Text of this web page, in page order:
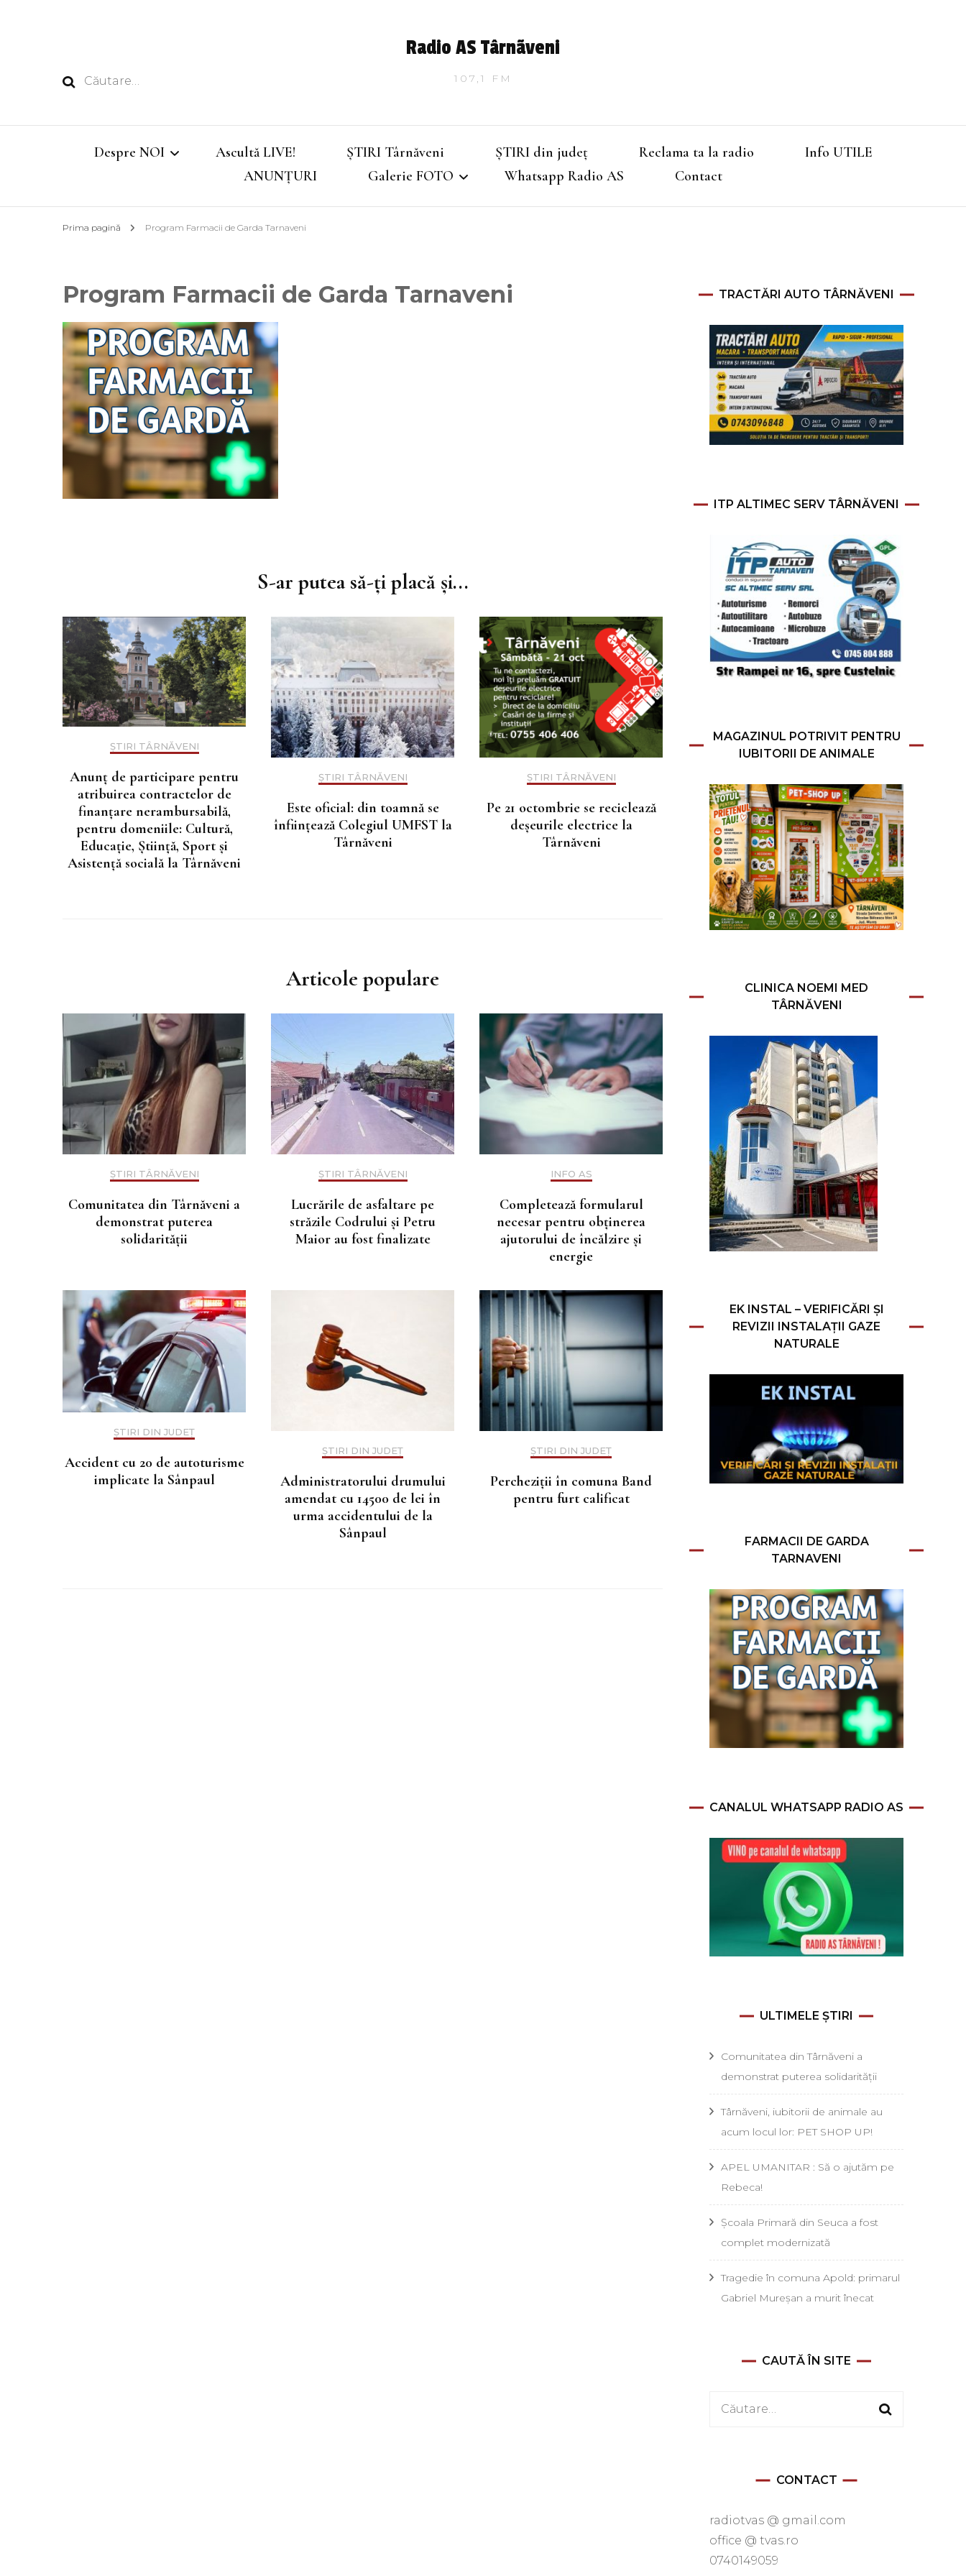
Caută
Radio AS Târnãveni
107,1 FM
Despre NOI
Program
Muzica
Podcast
Piesa ta pe 107.1FM
Ascultă LIVE! ȘTIRI Târnăveni ȘTIRI din județ Reclama ta la radio
Info UTILE
ANUNȚURI
Galerie FOTO Whatsapp Radio AS Contact
Prima pagină Program Farmacii de Garda Tarnaveni
Program Farmacii de Garda Tarnaveni
S-ar putea să-ți placă și...
ȘTIRI TÂRNĂVENI
Anunţ de participare pentru
atribuirea contractelor de
finanţare nerambursabilă,
pentru domeniile: Cultură,
Educație, Știință, Sport și
Asistență socială la Târnăveni
ȘTIRI TÂRNĂVENI
Este oficial: din toamnă se
înființează Colegiul UMFST la
Târnăveni
ȘTIRI TÂRNĂVENI
Pe 21 octombrie se reciclează
deșeurile electrice la
Târnăveni
Articole populare
ȘTIRI TÂRNĂVENI
Comunitatea din Târnăveni a
demonstrat puterea
solidarității
ȘTIRI TÂRNĂVENI
Lucrările de asfaltare pe
străzile Codrului și Petru
Maior au fost finalizate
INFO AS
Completează formularul
necesar pentru obținerea
ajutorului de încălzire și
energie
ȘTIRI DIN JUDEȚ
Accident cu 20 de autoturisme
implicate la Sânpaul
ȘTIRI DIN JUDEȚ
Administratorului drumului
amendat cu 14500 de lei în
urma accidentului de la
Sânpaul
ȘTIRI DIN JUDEȚ
Percheziții în comuna Band
pentru furt calificat
TRACTĂRI AUTO TÂRNĂVENI
ITP ALTIMEC SERV TÂRNĂVENI
MAGAZINUL POTRIVIT PENTRU
IUBITORII DE ANIMALE
CLINICA NOEMI MED
TÂRNĂVENI
EK INSTAL – VERIFICĂRI ȘI
REVIZII INSTALAȚII GAZE
NATURALE
FARMACII DE GARDA
TARNAVENI
CANALUL WHATSAPP RADIO AS
ULTIMELE ȘTIRI
Comunitatea din Târnăveni a
demonstrat puterea solidarității
Târnăveni, iubitorii de animale au
acum locul lor: PET SHOP UP!
APEL UMANITAR : Să o ajutăm pe
Rebeca!
Școala Primară din Seuca a fost
complet modernizată
Tragedie în comuna Apold: primarul
Gabriel Mureșan a murit înecat
CAUTĂ ÎN SITE
Caută
CONTACT
radiotvas @ gmail.com
office @ tvas.ro
0740149059